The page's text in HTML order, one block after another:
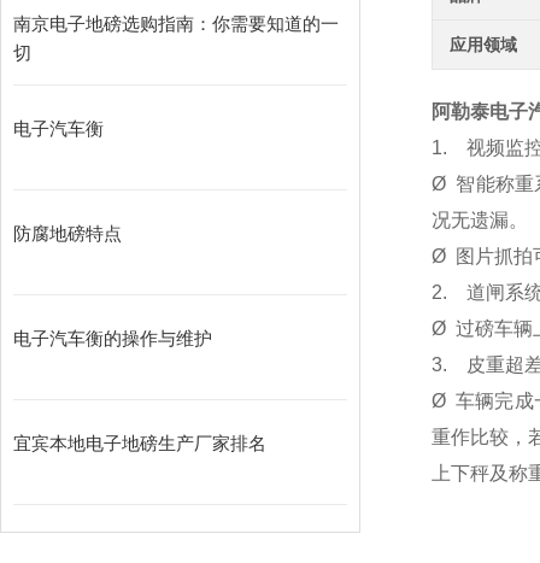
南京电子地磅选购指南：你需要知道的一
切
电子汽车衡
防腐地磅特点
电子汽车衡的操作与维护
宜宾本地电子地磅生产厂家排名
应用领域
阿勒泰电子
1. 视频监
Ø 智能称重
况无遗漏。
Ø 图片抓拍
2. 道闸系
Ø 过磅车辆
3.
皮重超
Ø车辆完成
重作比较，
上下秤及